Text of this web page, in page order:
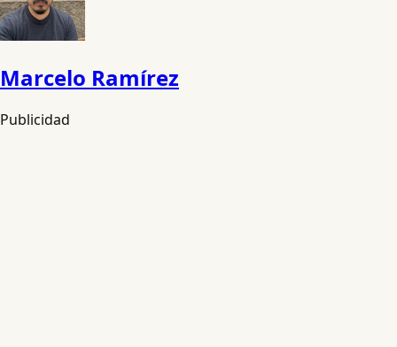
Marcelo Ramírez
Publicidad